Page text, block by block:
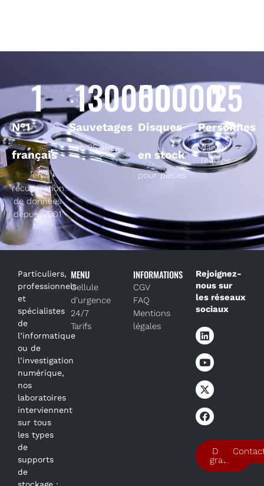
N°1
français
1
en
récupération
de données
depuis 2001
Sauvetages
130000
en 25 ans
Disques
en stock
50000
pour pièces
Personnes
25
dans
l’équipe
Particuliers,
professionnels
et
spécialistes
de
l’informatique
ou de
l’investigation
numérique,
nos
laboratoires
interviennent
sur tous
les types
de
supports
de
stockage :
MENU
Cellule
d’urgence
24/7
Tarifs
INFORMATIONS
CGV
FAQ
Mentions
légales
Rejoignez-
nous sur
les réseaux
sociaux
Devis
gratuit